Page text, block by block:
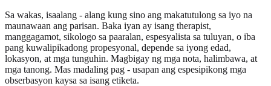
Sa wakas, isaalang - alang kung sino ang makatutulong sa iyo na
maunawaan ang parisan. Baka iyan ay isang therapist,
manggagamot, sikologo sa paaralan, espesyalista sa tuluyan, o iba
pang kuwalipikadong propesyonal, depende sa iyong edad,
lokasyon, at mga tunguhin. Magbigay ng mga nota, halimbawa, at
mga tanong. Mas madaling pag - usapan ang espesipikong mga
obserbasyon kaysa sa isang etiketa.